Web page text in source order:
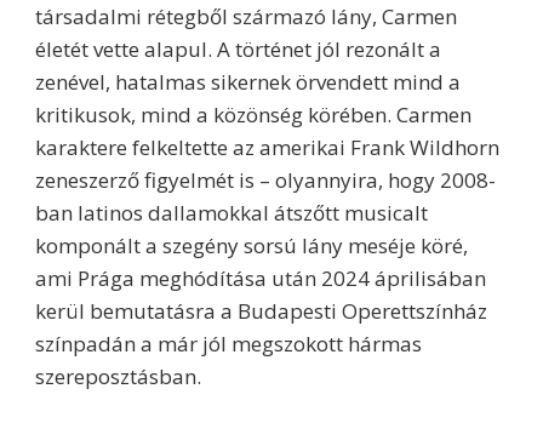
társadalmi rétegből származó lány, Carmen
életét vette alapul. A történet jól rezonált a
zenével, hatalmas sikernek örvendett mind a
kritikusok, mind a közönség körében. Carmen
karaktere felkeltette az amerikai Frank Wildhorn
zeneszerző figyelmét is – olyannyira, hogy 2008-
ban latinos dallamokkal átszőtt musicalt
komponált a szegény sorsú lány meséje köré,
ami Prága meghódítása után 2024 áprilisában
kerül bemutatásra a Budapesti Operettszínház
színpadán a már jól megszokott hármas
szereposztásban.